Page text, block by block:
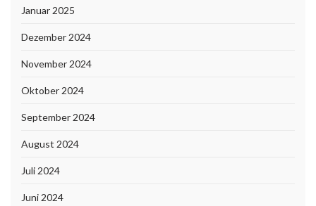
Januar 2025
Dezember 2024
November 2024
Oktober 2024
September 2024
August 2024
Juli 2024
Juni 2024